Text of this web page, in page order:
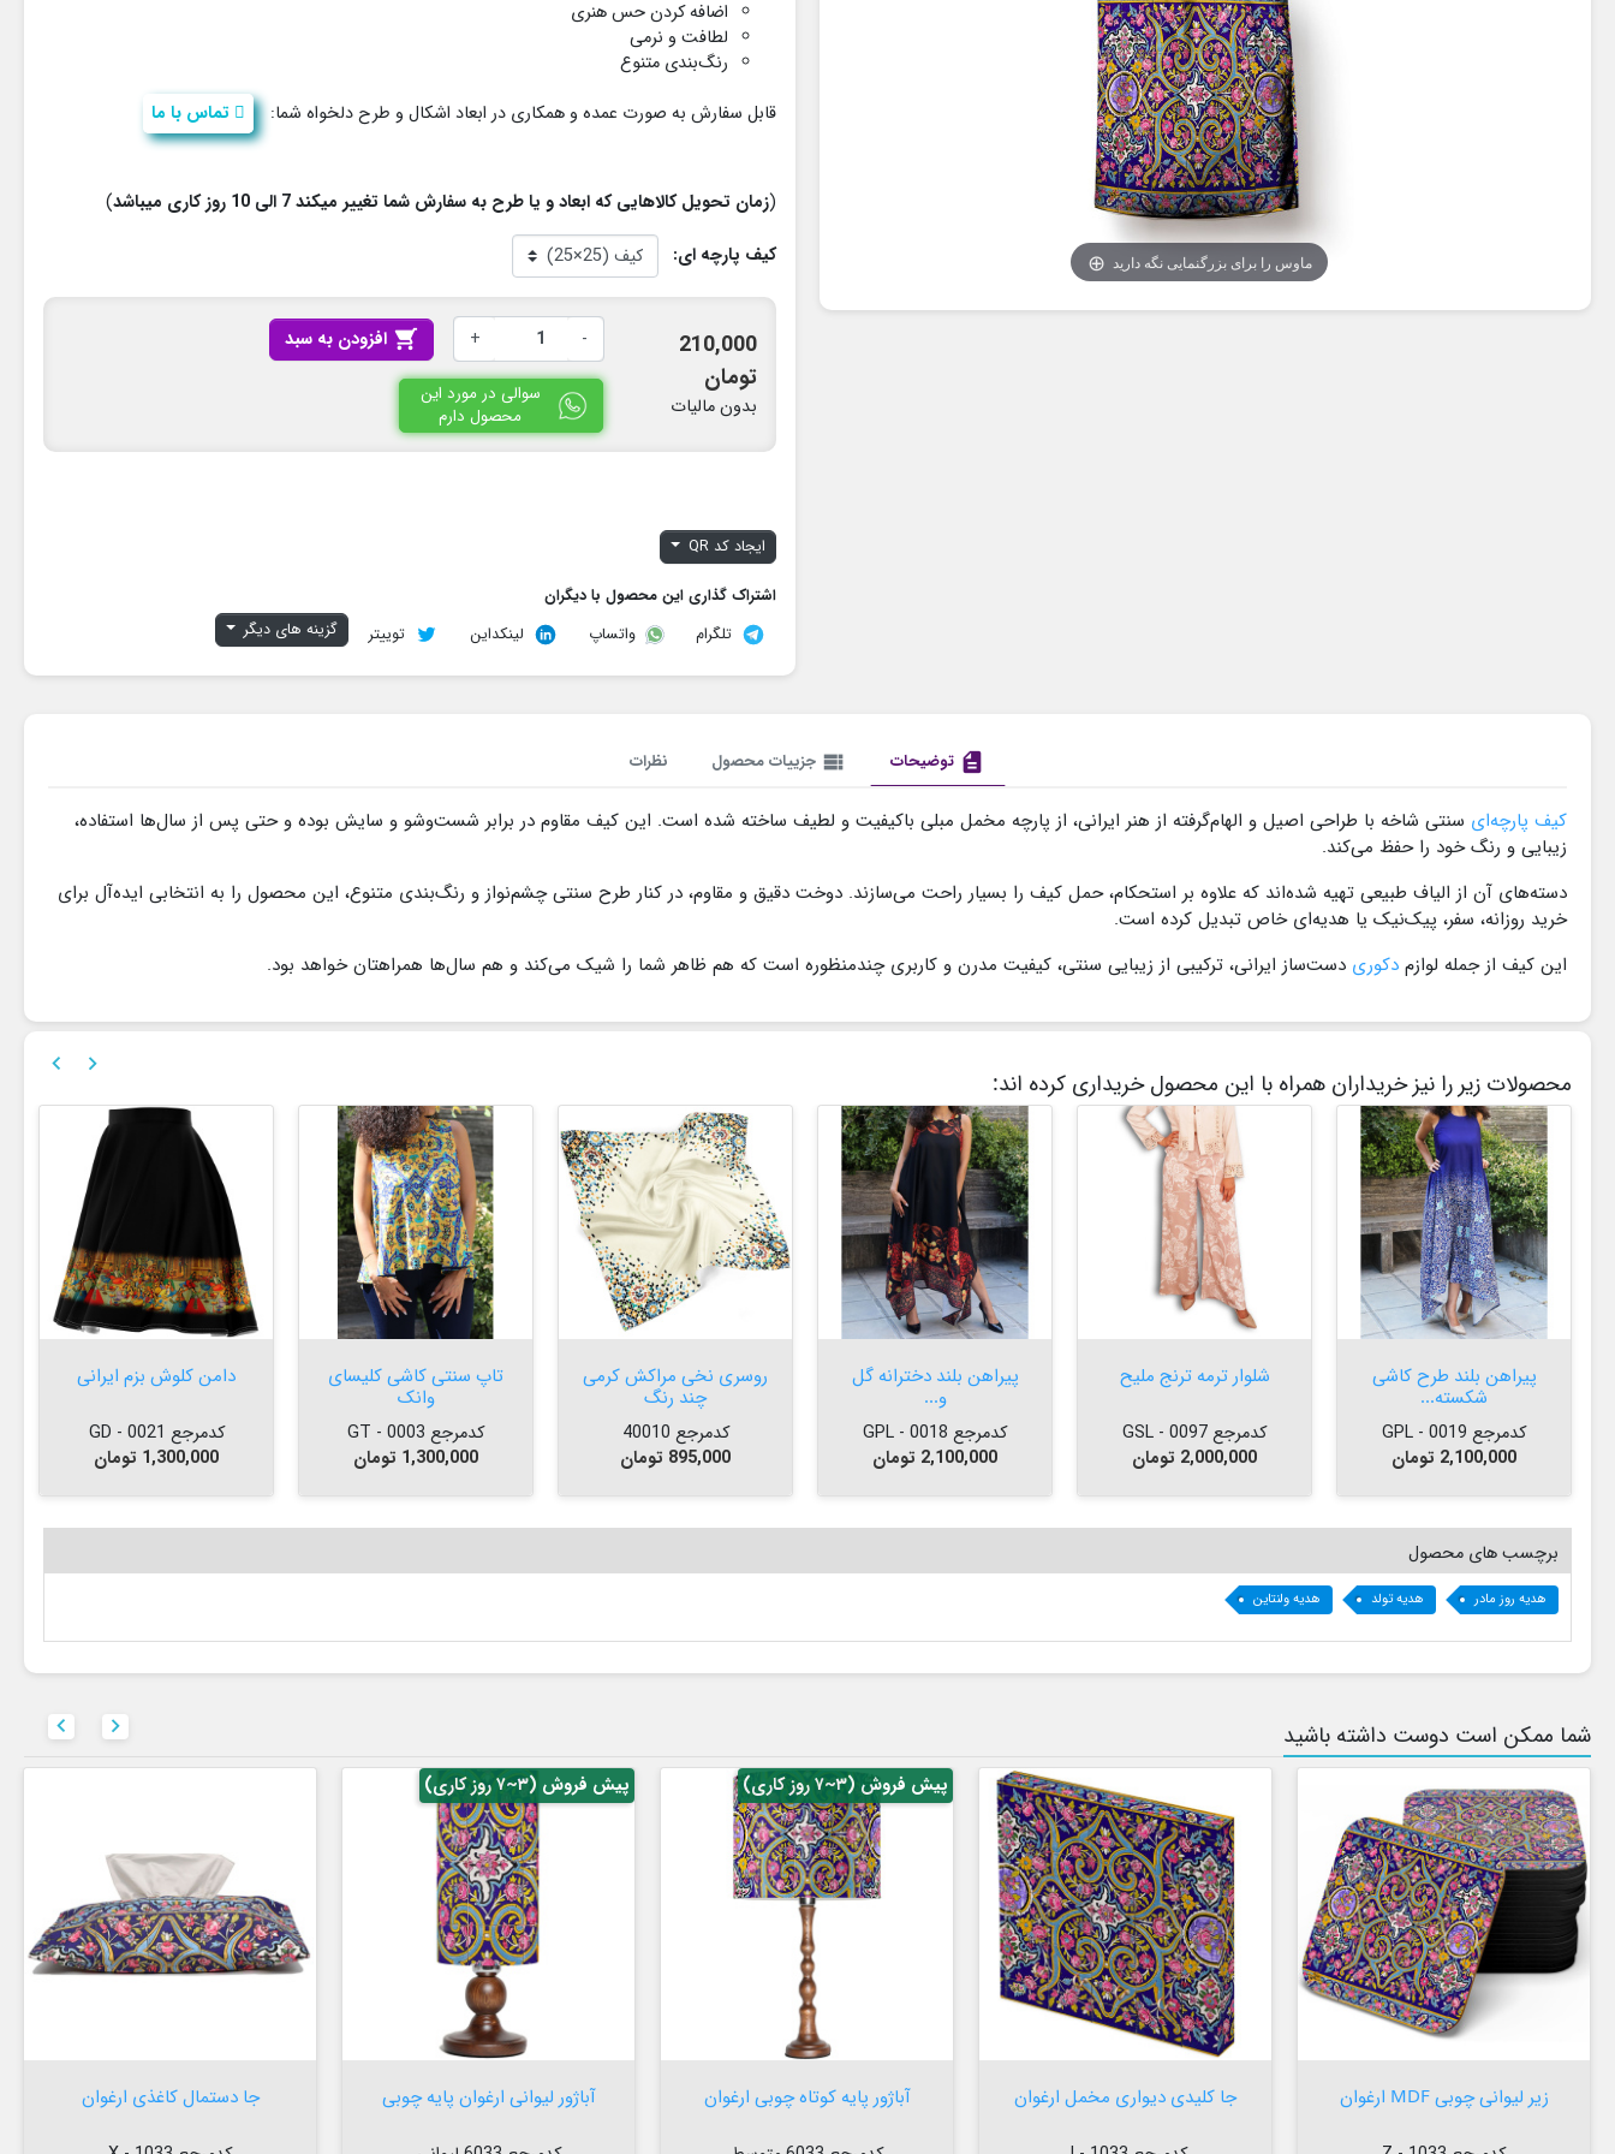
ماوس را برای بزرگنمایی نگه دارید
اضافه کردن حس هنری
لطافت و نرمی
رنگ‌بندی متنوع
قابل سفارش به صورت عمده و همکاری در ابعاد اشکال و طرح دلخواه شما:
تماس با ما
(زمان تحویل کالاهایی که ابعاد و یا طرح به سفارش شما تغییر میکند 7 الی 10 روز کاری میباشد
)
کیف پارچه ای:
210,000
تومان
بدون مالیات
-
+

سوالی در مورد این
محصول دارم
ایجاد کد QR
اشتراک گذاری این محصول با دیگران
تلگرام
واتساپ لینکداین توییتر گزینه های دیگر
description توضیحات view_list جزییات محصول نظرات
کیف پارچه‌ای سنتی شاخه با طراحی اصیل و الهام‌گرفته از هنر ایرانی، از پارچه مخمل مبلی باکیفیت و لطیف ساخته شده است. این کیف مقاوم در برابر شست‌وشو و سایش بوده و حتی پس از سال‌ها استفاده،
زیبایی و رنگ خود را حفظ می‌کند.
دسته‌های آن از الیاف طبیعی تهیه شده‌اند که علاوه بر استحکام، حمل کیف را بسیار راحت می‌سازند. دوخت دقیق و مقاوم، در کنار طرح سنتی چشم‌نواز و رنگ‌بندی متنوع، این محصول را به انتخابی ایده‌آل برای
خرید روزانه، سفر، پیک‌نیک یا هدیه‌ای خاص تبدیل کرده است.
این کیف از جمله لوازم دکوری دست‌ساز ایرانی، ترکیبی از زیبایی سنتی، کیفیت مدرن و کاربری چندمنظوره است که هم ظاهر شما را شیک می‌کند و هم سال‌ها همراهتان خواهد بود.
محصولات زیر را نیز خریداران همراه با این محصول خریداری کرده اند:

پیراهن بلند طرح کاشی
شکسته...
کدمرجع 0019 - GPL
قیمت
2,100,000 تومان
شلوار ترمه ترنج ملیح
کدمرجع 0097 - GSL
قیمت
2,000,000 تومان
پیراهن بلند دخترانه گل
و...
کدمرجع 0018 - GPL
قیمت
2,100,000 تومان
روسری نخی مراکش کرمی
چند رنگ
کدمرجع 40010
قیمت
895,000 تومان
تاپ سنتی کاشی کلیسای
وانک
کدمرجع 0003 - GT
قیمت
1,300,000 تومان
دامن کلوش بزم ایرانی
کدمرجع 0021 - GD
قیمت
1,300,000 تومان

برچسب های محصول
هدیه روز مادر هدیه تولد هدیه ولنتاین
شما ممکن است دوست داشته باشید 
زیر لیوانی چوبی MDF ارغوان جا کلیدی دیواری مخمل ارغوان آباژور پایه کوتاه چوبی ارغوان
پیش فروش (۳~۷ روز کاری)
آباژور لیوانی ارغوان پایه چوبی
پیش فروش (۳~۷ روز کاری)
جا دستمال کاغذی ارغوان
